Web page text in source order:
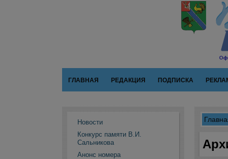
ГЛАВНАЯ РЕДАКЦИЯ ПОДПИСКА
Новости
Конкурс памяти В.И.
Сальникова
Анонс номера